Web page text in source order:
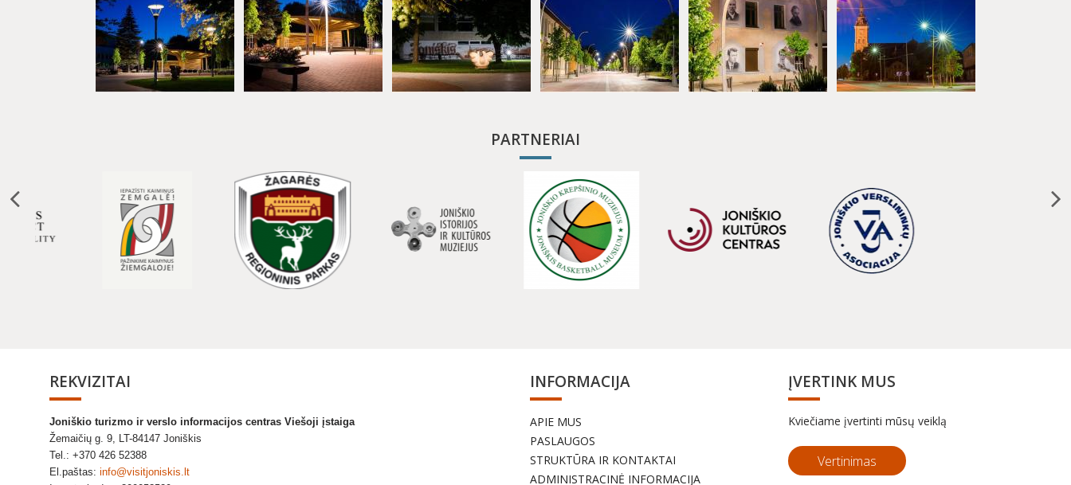
PARTNERIAI
REKVIZITAI
Joniškio turizmo ir verslo informacijos centras Viešoji įstaiga
Žemaičių g. 9, LT-84147 Joniškis
Tel.: +370 426 52388
El.paštas: info@visitjoniskis.lt
INFORMACIJA
APIE MUS
PASLAUGOS
STRUKTŪRA IR KONTAKTAI
ADMINISTRACINĖ INFORMACIJA
ĮVERTINK MUS
Kviečiame įvertinti mūsų veiklą
Vertinimas